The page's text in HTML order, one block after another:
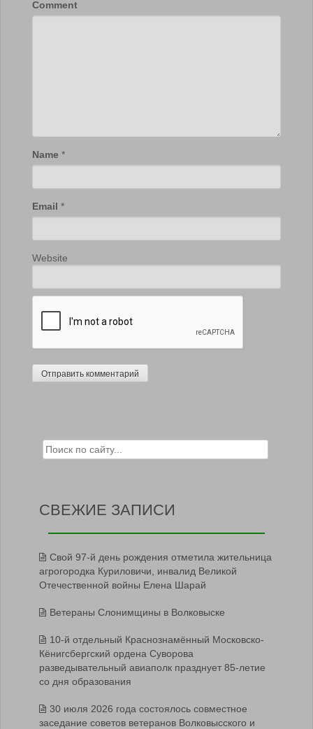
Comment
Name *
Email *
Website
Search for:
СВЕЖИЕ ЗАПИСИ
Свой 97-й день рождения отметила жительница
агрогородка Куриловичи, инвалид Великой
Отечественной войны Елена Шарай
Ветераны Слонимщины в Волковыске
10-й отдельный Краснознамённый Московско-
Кёнигсбергский ордена Суворова
разведывательный авиаполк празднует 85-летие
со дня образования
30 июля 2026 года состоялось совместное
заседание советов ветеранов Волковысского и